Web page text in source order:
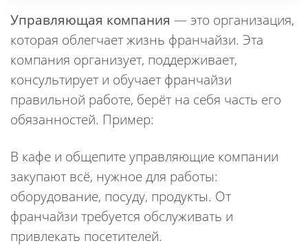
Управляющая компания — это организация,
которая облегчает жизнь франчайзи. Эта
компания организует, поддерживает,
консультирует и обучает франчайзи
правильной работе, берёт на себя часть его
обязанностей. Пример:
В кафе и общепите управляющие компании
закупают всё, нужное для работы:
оборудование, посуду, продукты. От
франчайзи требуется обслуживать и
привлекать посетителей.